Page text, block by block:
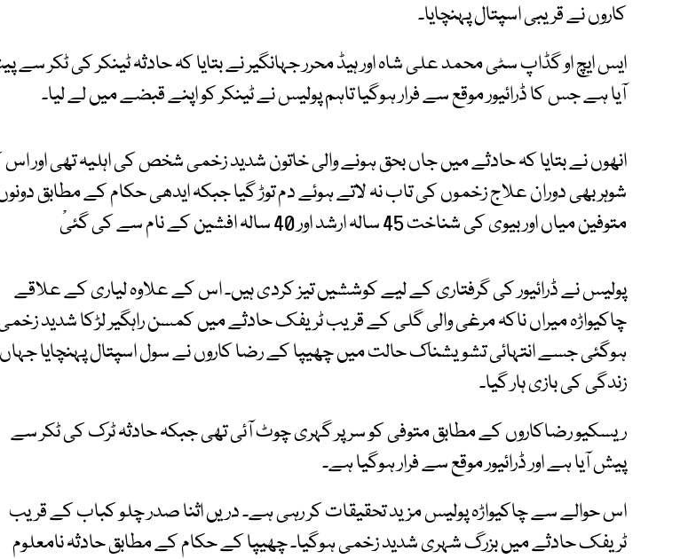
کاروں نے قریبی اسپتال پہنچایا۔
ایس ایچ او گڈاپ سٹی محمد علی شاہ اور ہیڈ محرر جہانگیر نے بتایا کہ حادثہ ٹینکر کی ٹکر سے
آیا ہے جس کا ڈرائیور موقع سے فرار ہوگیا تاہم پولیس نے ٹینکر کو اپنے قبضے میں لے لیا۔
انھوں نے بتایا کہ حادثے میں جاں بحق ہونے والی خاتون شدید زخمی شخص کی اہلیہ تھی اور اس
شوہر بھی دوران علاج زخموں کی تاب نہ لاتے ہوئے دم توڑ گیا جبکہ ایدھی حکام کے مطابق
متوفین میاں اور بیوی کی شناخت 45 سالہ ارشد اور 40 سالہ افشین کے نام سے کی گئیْ
پولیس نے ڈرائیور کی گرفتاری کے لیے کوششیں تیز کردی ہیں۔ اس کے علاوہ لیاری کے علاقے
چاکیواڑہ میراں ناکہ مرغی والی گلی کے قریب ٹریفک حادثے میں کمسن راہگیر لڑکا شدید
ہوگئی جسے انتہائی تشویشناک حالت میں چھیپا کے رضا کاروں نے سول اسپتال پہنچایا
زندگی کی بازی ہار گیا۔
ریسکیو رضاکاروں کے مطابق متوفی کو سر پر گہری چوٹ آئی تھی جبکہ حادثہ ٹرک کی ٹکر سے
پیش آیا ہے اور ڈرائیور موقع سے فرار ہوگیا ہے۔
اس حوالے سے چاکیواڑہ پولیس مزید تحقیقات کر رہی ہے۔ دریں اثنا صدر چلو کباب کے قریب
ٹریفک حادثے میں بزرگ شہری شدید زخمی ہوگیا۔ چھیپا کے حکام کے مطابق حادثہ نامعلوم